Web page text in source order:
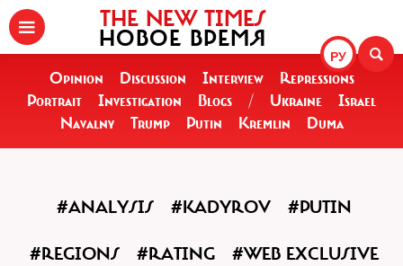
РУ
THE NEW TIMES
НОВОЕ ВРЕМЯ
Opinion Discussion Interview
Repressions
Portrait
Investigation Blogs / Ukraine
Israel
Navalny
Trump Putin Kremlin Duma
#ANALYSIS #KADYROV #PUTIN
#REGIONS #RATING #WEB EXCLUSIVE